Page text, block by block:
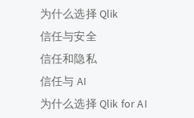
为什么选择 Qlik
信任与安全
信任和隐私
信任与 AI
为什么选择 Qlik for AI